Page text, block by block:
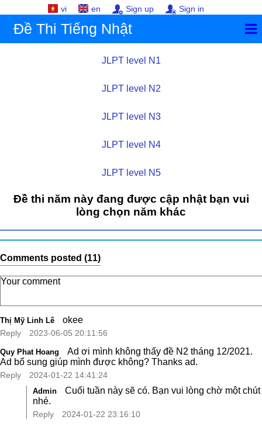
vi en Sign up Sign in
Đề Thi Tiếng Nhật
JLPT level N1
JLPT level N2
JLPT level N3
JLPT level N4
JLPT level N5
Đề thi năm này đang được cập nhật bạn vui
lòng chọn năm khác
Comments posted (11)
Thị Mỹ Linh Lê okee
Reply 2023-06-05 20:11:56
Quy Phat Hoang
Ad ơi mình không thấy đề N2 tháng 12/2021.
Ad bổ sung giúp mình được không? Thanks ad.
Reply 2024-01-22 14:41:24
Admin
Cuối tuần này sẽ có. Bạn vui lòng chờ một chút
nhé.
Reply 2024-01-22 23:16:10